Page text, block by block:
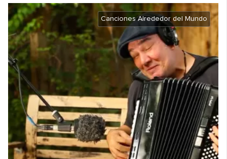
Canciones Alrededor del Mundo